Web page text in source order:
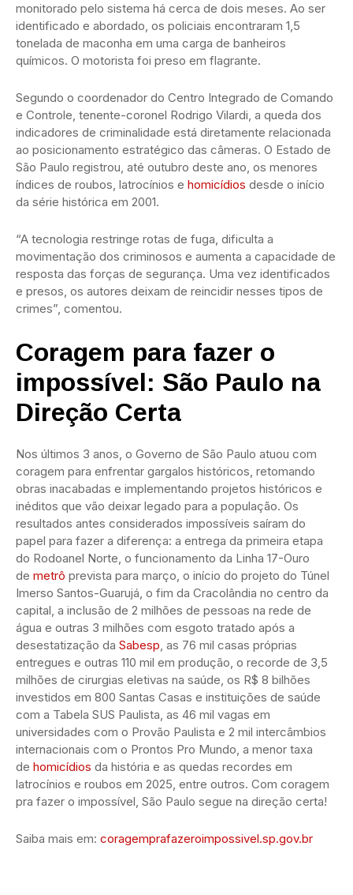
monitorado pelo sistema há cerca de dois meses. Ao ser
identificado e abordado, os policiais encontraram 1,5
tonelada de maconha em uma carga de banheiros
químicos. O motorista foi preso em flagrante.
Segundo o coordenador do Centro Integrado de Comando
e Controle, tenente-coronel Rodrigo Vilardi, a queda dos
indicadores de criminalidade está diretamente relacionada
ao posicionamento estratégico das câmeras. O Estado de
São Paulo registrou, até outubro deste ano, os menores
índices de roubos, latrocínios e homicídios desde o início
da série histórica em 2001.
“A tecnologia restringe rotas de fuga, dificulta a
movimentação dos criminosos e aumenta a capacidade de
resposta das forças de segurança. Uma vez identificados
e presos, os autores deixam de reincidir nesses tipos de
crimes”, comentou.
Coragem para fazer o
impossível: São Paulo na
Direção Certa
Nos últimos 3 anos, o Governo de São Paulo atuou com
coragem para enfrentar gargalos históricos, retomando
obras inacabadas e implementando projetos históricos e
inéditos que vão deixar legado para a população. Os
resultados antes considerados impossíveis saíram do
papel para fazer a diferença: a entrega da primeira etapa
do Rodoanel Norte, o funcionamento da Linha 17-Ouro
de metrô prevista para março, o início do projeto do Túnel
Imerso Santos-Guarujá, o fim da Cracolândia no centro da
capital, a inclusão de 2 milhões de pessoas na rede de
água e outras 3 milhões com esgoto tratado após a
desestatização da Sabesp, as 76 mil casas próprias
entregues e outras 110 mil em produção, o recorde de 3,5
milhões de cirurgias eletivas na saúde, os R$ 8 bilhões
investidos em 800 Santas Casas e instituições de saúde
com a Tabela SUS Paulista, as 46 mil vagas em
universidades com o Provão Paulista e 2 mil intercâmbios
internacionais com o Prontos Pro Mundo, a menor taxa
de homicídios da história e as quedas recordes em
latrocínios e roubos em 2025, entre outros. Com coragem
pra fazer o impossível, São Paulo segue na direção certa!
Saiba mais em: coragemprafazeroimpossivel.sp.gov.br